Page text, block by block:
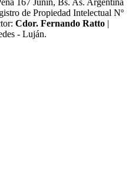
167 Junín, Bs. As. Argentina
de Propiedad Intelectual Nº
Cdor. Fernando Ratto |
- Luján.